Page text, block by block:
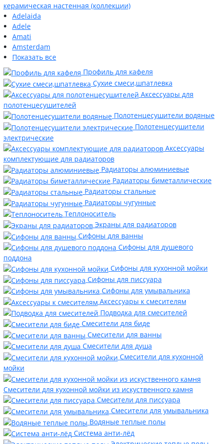
керамическая настенная (коллекции)
Adelaida
Adele
Amati
Amsterdam
Показать все
Профиль для кафеля
Сухие смеси,шпатлевка
Аксессуары для
полотенцесушителей
Полотенцесушители водяные
Полотенцесушители
электрические
Аксессуары
комплектующие для радиаторов
Радиаторы алюминиевые
Радиаторы биметаллические
Радиаторы стальные
Радиаторы чугунные
Теплоноситель
Экраны для радиаторов
Сифоны для ванны
Сифоны для душевого
поддона
Сифоны для кухонной мойки
Сифоны для писсуара
Сифоны для умывальника
Аксессуары к смесителям
Подводка для смесителей
Смесители для биде
Смесители для ванны
Смесители для душа
Смесители для кухонной
мойки
Смесители для кухонной мойки из искуственного камня
Смесители для писсуара
Смесители для умывальника
Водяные теплые полы
Система анти-лёд